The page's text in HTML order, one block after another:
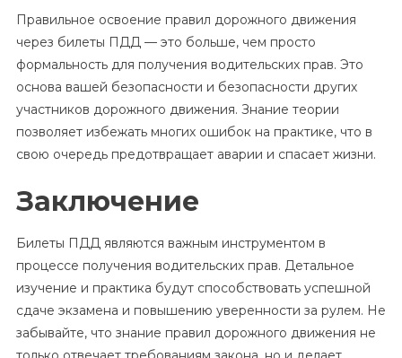
Правильное освоение правил дорожного движения
через билеты ПДД — это больше, чем просто
формальность для получения водительских прав. Это
основа вашей безопасности и безопасности других
участников дорожного движения. Знание теории
позволяет избежать многих ошибок на практике, что в
свою очередь предотвращает аварии и спасает жизни.
Заключение
Билеты ПДД являются важным инструментом в
процессе получения водительских прав. Детальное
изучение и практика будут способствовать успешной
сдаче экзамена и повышению уверенности за рулем. Не
забывайте, что знание правил дорожного движения не